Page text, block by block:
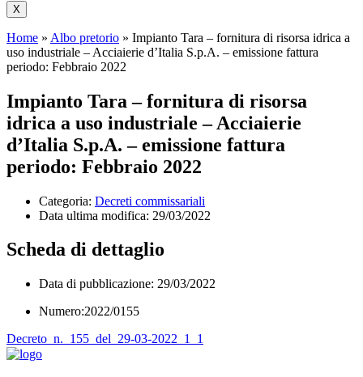
X
Home » Albo pretorio » Impianto Tara – fornitura di risorsa idrica a
uso industriale – Acciaierie d’Italia S.p.A. – emissione fattura
periodo: Febbraio 2022
Impianto Tara – fornitura di risorsa
idrica a uso industriale – Acciaierie
d’Italia S.p.A. – emissione fattura
periodo: Febbraio 2022
Categoria: Decreti commissariali
Data ultima modifica: 29/03/2022
Scheda di dettaglio
Data di pubblicazione: 29/03/2022
Numero:2022/0155
Decreto_n._155_del_29-03-2022_1_1